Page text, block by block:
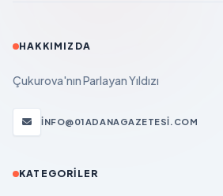
HAKKIMIZDA
Çukurova'nın Parlayan Yıldızı
INFO@01ADANAGAZETESI.COM
KATEGORILER